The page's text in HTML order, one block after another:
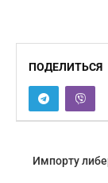
ПОДЕЛИТЬСЯ
Импорту